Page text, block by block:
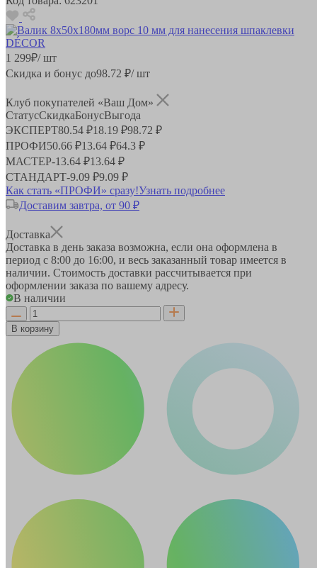
1 299₽/ шт
Скидка и бонус до98.72 ₽/ шт
Клуб покупателей «Ваш Дом»
СтатусСкидкаБонусВыгода
ЭКСПЕРТ80.54 ₽18.19 ₽98.72 ₽
ПРОФИ50.66 ₽13.64 ₽64.3 ₽
МАСТЕР-13.64 ₽13.64 ₽
СТАНДАРТ-9.09 ₽9.09 ₽
Как стать «ПРОФИ» сразу!Узнать подробнее
Доставим завтра, от 90 ₽
Доставка
Доставка в день заказа возможна, если она оформлена в
период с 8:00 до 16:00, и весь заказанный товар имеется в
наличии. Стоимость доставки рассчитывается при
оформлении заказа по вашему адресу.
В наличии
В корзину